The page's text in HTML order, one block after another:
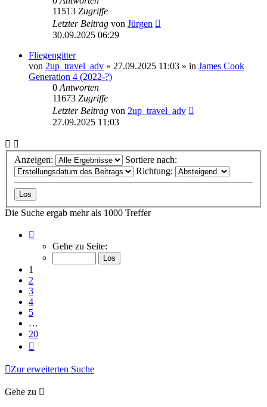
11513 Zugriffe
Letzter Beitrag von Jürgen
30.09.2025 06:29
Fliegengitter
von 2up_travel_adv » 27.09.2025 11:03 » in James Cook
Generation 4 (2022-?)
0 Antworten
11673 Zugriffe
Letzter Beitrag von 2up_travel_adv
27.09.2025 11:03
Anzeigen:
Sortiere nach:
Richtung:
Die Suche ergab mehr als 1000 Treffer
von
Gehe zu Seite:
1
2
3
4
5
…
20
Zur erweiterten Suche
Gehe zu